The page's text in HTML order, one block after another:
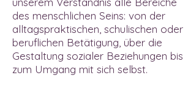
des menschlichen Seins: von der
alltagspraktischen, schulischen oder
beruflichen Betätigung, über die
Gestaltung sozialer Beziehungen bis
zum Umgang mit sich selbst.